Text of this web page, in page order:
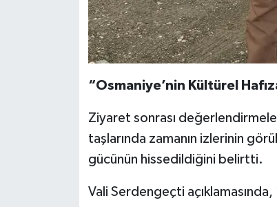
“Osmaniye’nin Kültürel
Ziyaret sonrası
taşlarında zamanın izlerinin
gücünün hissedildiğini belirtti.
Vali Serdengeçti